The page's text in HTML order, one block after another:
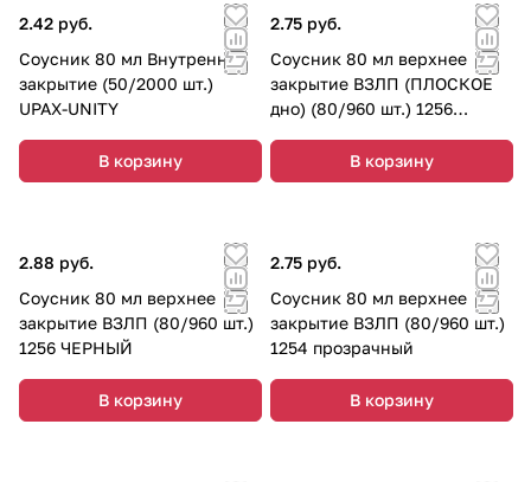
2.42 руб.
Соусник 80 мл Внутреннее
закрытие (50/2000 шт.)
UPAX-UNITY
В корзину
2.75 руб.
Соусник 80 мл верхнее
закрытие ВЗЛП (ПЛОСКОЕ
дно) (80/960 шт.) 1256
В корзину
2.88 руб.
Соусник 80 мл верхнее
закрытие ВЗЛП (80/960 шт.)
1256 ЧЕРНЫЙ
В корзину
2.75 руб.
Соусник 80 мл верхнее
закрытие ВЗЛП (80/960 шт.)
1254 прозрачный
В корзину